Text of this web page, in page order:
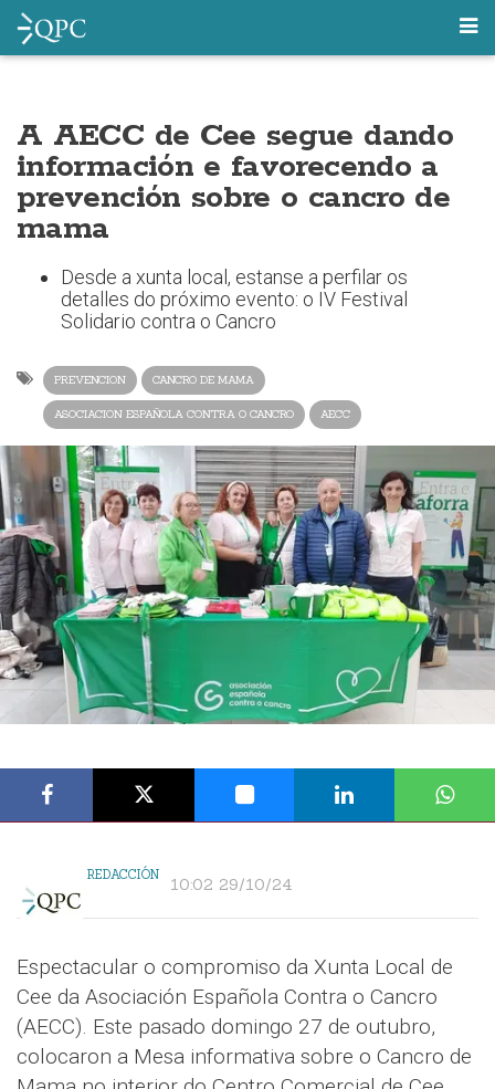
A AECC de Cee segue dando
información e favorecendo a
prevención sobre o cancro de
mama
Desde a xunta local, estanse a perfilar os
detalles do próximo evento: o IV Festival
Solidario contra o Cancro
PREVENCION CANCRO DE MAMA
ASOCIACION ESPAÑOLA CONTRA O CANCRO AECC
REDACCIÓN 10:02 29/10/24
Espectacular o compromiso da Xunta Local de
Cee da Asociación Española Contra o Cancro
(AECC). Este pasado domingo 27 de outubro,
colocaron a Mesa informativa sobre o Cancro de